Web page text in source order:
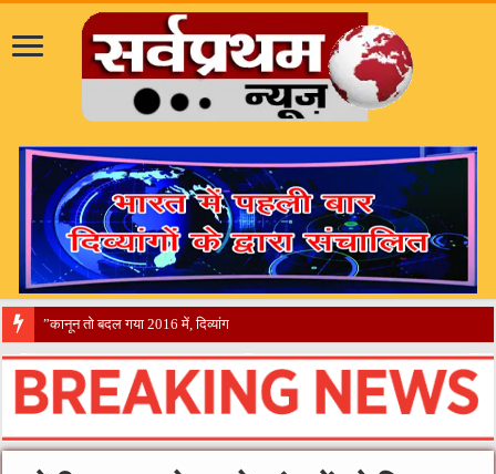
​”कानून तो बदल गया 2016 में, दिव्यांगों के हालात कब बदलेंगे?”​”एक ‘सर्टिफ